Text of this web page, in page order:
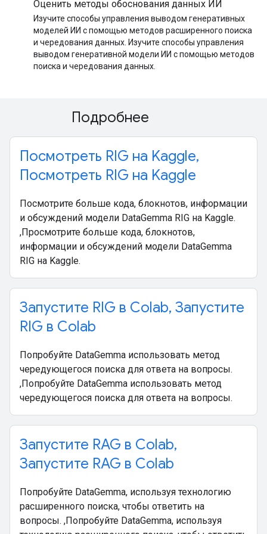
Оценить методы обоснования данных ИИ
Изучите способы управления выводом генеративных
моделей ИИ с помощью методов расширенного поиска
и чередования данных. Изучите способы управления
выводом генеративной модели ИИ с помощью методов
поиска и чередования данных.
Подробнее
Посмотреть RIG на Kaggle,
Посмотреть RIG на Kaggle
Посмотрите больше кода, блокнотов, информации
и обсуждений модели DataGemma RIG на Kaggle.
,Просмотрите больше кода, блокнотов,
информации и обсуждений модели DataGemma
RIG на Kaggle.
Запустите RIG в Colab, Запустите
RIG в Colab
Попробуйте DataGemma использовать метод
чередующегося поиска для ответа на вопросы.
,Попробуйте DataGemma использовать метод
чередующегося поиска для ответа на вопросы.
Запустите RAG в Colab,
Запустите RAG в Colab
Попробуйте DataGemma, используя технологию
расширенного поиска, чтобы ответить на
вопросы. ,Попробуйте DataGemma, используя